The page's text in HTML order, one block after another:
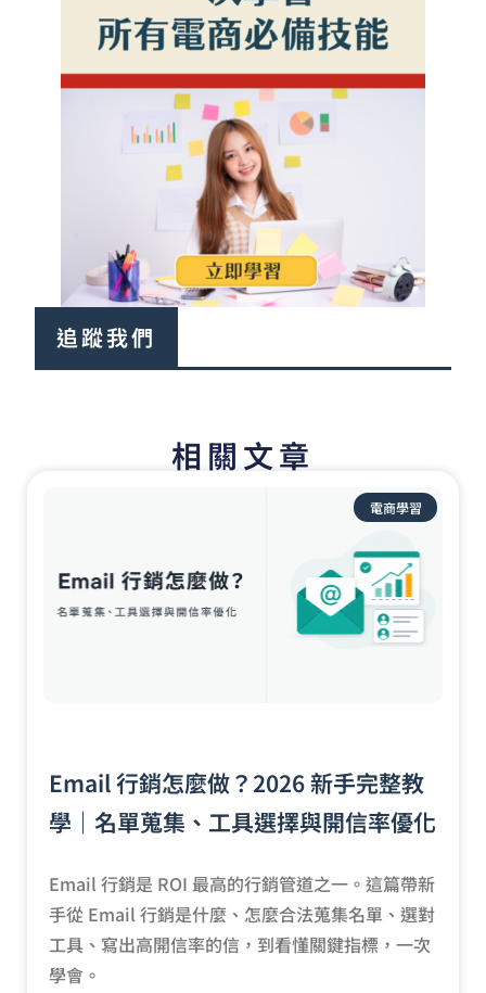
追蹤我們
相關文章
電商學習
Email 行銷怎麼做？2026 新手完整教
學｜名單蒐集、工具選擇與開信率優化
Email 行銷是 ROI 最高的行銷管道之一。這篇帶新
手從 Email 行銷是什麼、怎麼合法蒐集名單、選對
工具、寫出高開信率的信，到看懂關鍵指標，一次
學會。